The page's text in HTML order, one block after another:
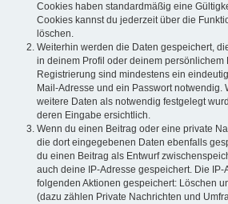
Cookies haben standardmäßig eine
Cookies kannst du jederzeit über die
löschen.
Weiterhin werden die Daten gespeichert,
in deinem Profil oder deinem persönlichem
Registrierung sind mindestens ein
Mail-Adresse und ein Passwort notwendig.
weitere Daten als notwendig festgelegt
deren Eingabe ersichtlich.
Wenn du einen Beitrag oder eine private
die dort eingegebenen Daten ebenfalls
du einen Beitrag als Entwurf
auch deine IP-Adresse gespeichert. Die
folgenden Aktionen gespeichert: Löschen
(dazu zählen Private Nachrichten und